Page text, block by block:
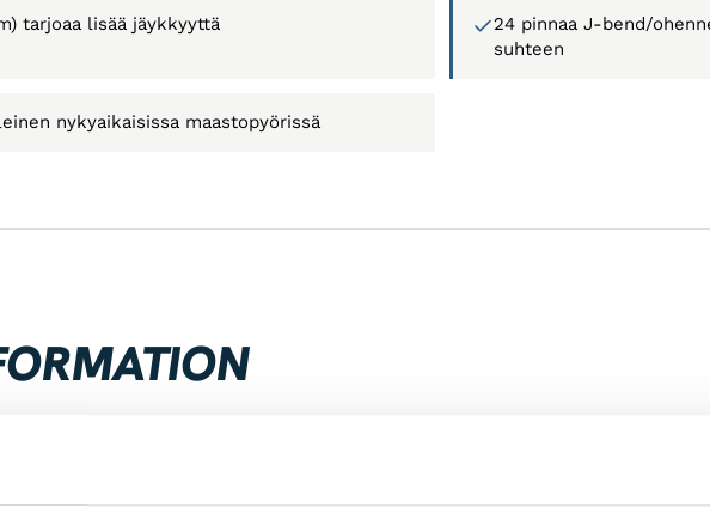
tarjoaa lisää jäykkyyttä
24 pinnaa J-bend/
suhteen
nykyaikaisissa maastopyörissä